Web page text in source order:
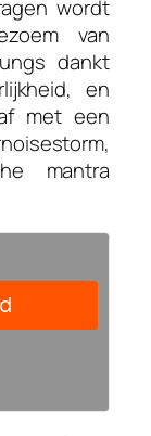
wordt
van
dankt
en
met een
mantra